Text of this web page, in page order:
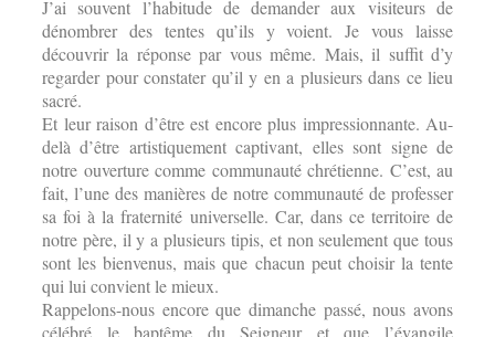
J’ai souvent l’habitude de demander aux visiteurs de
dénombrer des tentes qu’ils y voient. Je vous laisse
découvrir la réponse par vous même. Mais, il suffit d’y
regarder pour constater qu’il y en a plusieurs dans ce lieu
sacré.
Et leur raison d’être est encore plus impressionnante. Au-
delà d’être artistiquement captivant, elles sont signe de
notre ouverture comme communauté chrétienne. C’est, au
fait, l’une des manières de notre communauté de professer
sa foi à la fraternité universelle. Car, dans ce territoire de
notre père, il y a plusieurs tipis, et non seulement que tous
sont les bienvenus, mais que chacun peut choisir la tente
qui lui convient le mieux.
Rappelons-nous encore que dimanche passé, nous avons
célébré le baptême du Seigneur et que l’évangile